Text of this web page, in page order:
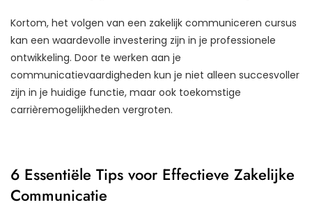
Kortom, het volgen van een zakelijk communiceren cursus
kan een waardevolle investering zijn in je professionele
ontwikkeling. Door te werken aan je
communicatievaardigheden kun je niet alleen succesvoller
zijn in je huidige functie, maar ook toekomstige
carrièremogelijkheden vergroten.
6 Essentiële Tips voor Effectieve Zakelijke
Communicatie